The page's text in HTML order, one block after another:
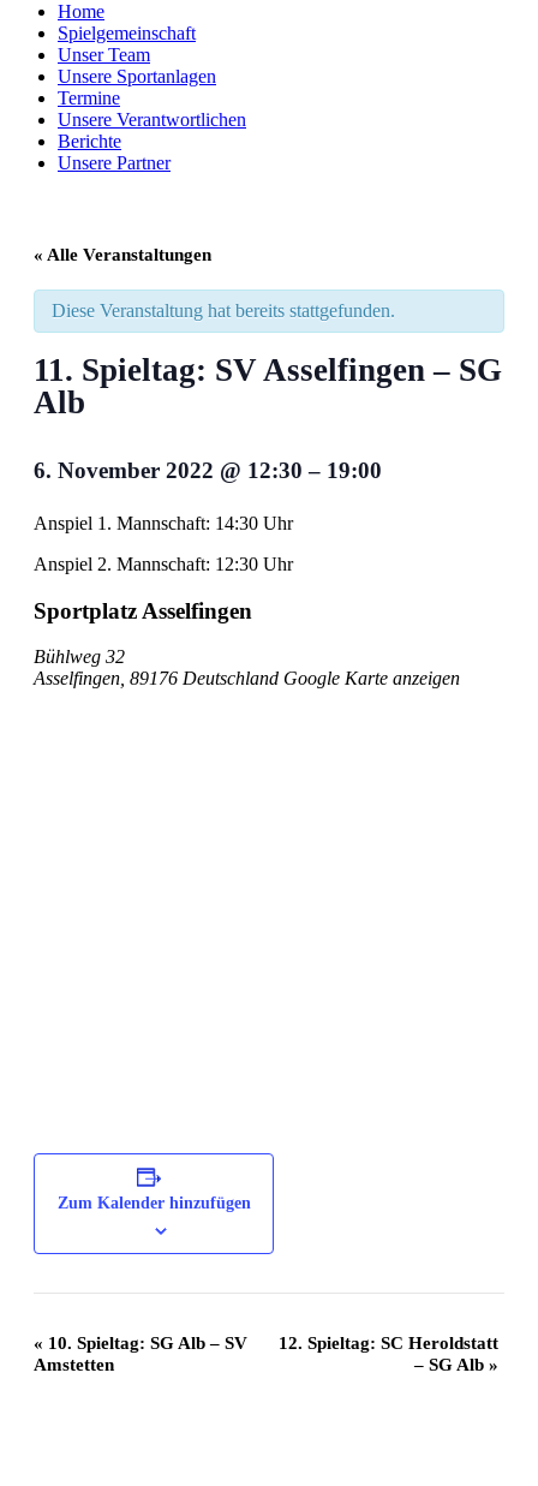
Home
Spielgemeinschaft
Unser Team
Unsere Sportanlagen
Termine
Unsere Verantwortlichen
Berichte
Unsere Partner
« Alle Veranstaltungen
Diese Veranstaltung hat bereits stattgefunden.
11. Spieltag: SV Asselfingen – SG
Alb
6. November 2022 @ 12:30– 19:00
Anspiel 1. Mannschaft: 14:30 Uhr
Anspiel 2. Mannschaft: 12:30 Uhr
Sportplatz Asselfingen
Bühlweg 32
Asselfingen 89176 Deutschland Google Karte anzeigen
Zum Kalender hinzufügen
Veranstaltung
Navigation
« 10. Spieltag: SG Alb – SV
Amstetten
12. Spieltag: SC Heroldstatt
– SG Alb »